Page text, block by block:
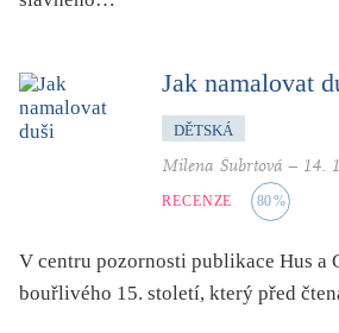
pro 13 až 15 let
příroda, krajina, venkov
psychika, psychologie
publicistika, média
reportáž
Jak namalovat
DĚTSKÁ
Milena Šubrtová – 14.
RECENZE 80%
V centru pozornosti publikace Hus a
bouřlivého 15. století, který před